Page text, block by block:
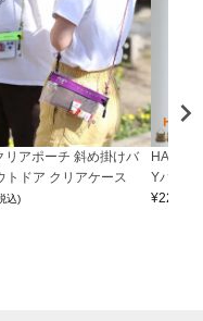
リアポーチ 斜め掛けバ
トドア クリアケース
込)
Yバッグ
¥22,000